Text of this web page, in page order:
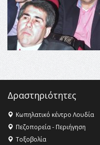
16:18 -ΕΝΟΡΙΑΚΕΣ
ΣΤΗΝ ΕΔΕΣΣΑ
Δραστηριότητες
Κωπηλατικό κέντρο Λουδία
Πεζοπορεία - Περιήγηση
Τοξοβολία